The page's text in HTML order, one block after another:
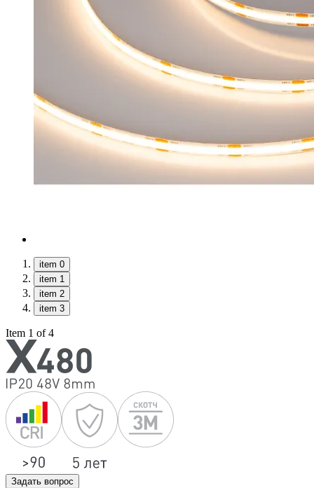
item 0
item 1
item 2
item 3
Item 1 of 4
Задать вопрос